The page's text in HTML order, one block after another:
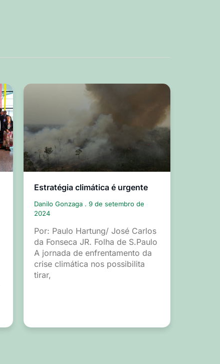
Estratégia climática é urgente
Danilo Gonzaga
9 de setembro de
2024
Por: Paulo Hartung/ José Carlos
da Fonseca JR. Folha de S.Paulo
A jornada de enfrentamento da
crise climática nos possibilita
tirar,